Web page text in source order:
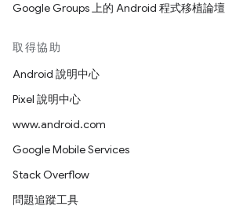
Google Groups 上的 Android 程式移植論壇
取得協助
Android 說明中心
Pixel 說明中心
www.android.com
Google Mobile Services
Stack Overflow
問題追蹤工具